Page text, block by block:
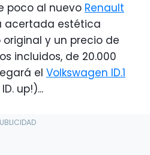
poco al nuevo Renault
acertada estética
y un precio de
incluidos, de 20.000
el Volkswagen ID.1
up!)...